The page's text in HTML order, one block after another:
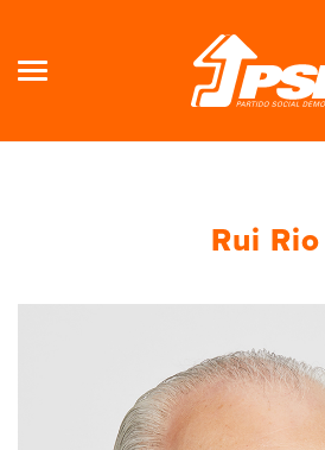
Rui Rio